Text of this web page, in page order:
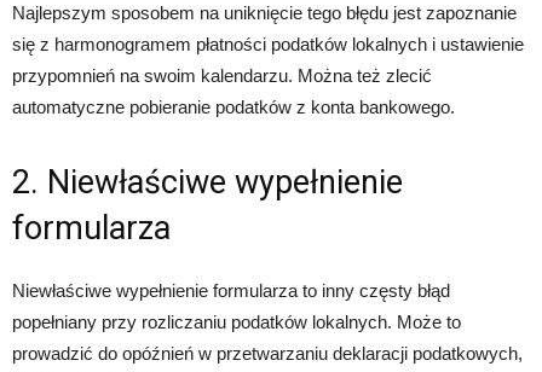
Najlepszym sposobem na uniknięcie tego błędu jest zapoznanie
się z harmonogramem płatności podatków lokalnych i ustawienie
przypomnień na swoim kalendarzu. Można też zlecić
automatyczne pobieranie podatków z konta bankowego.
2. Niewłaściwe wypełnienie
formularza
Niewłaściwe wypełnienie formularza to inny częsty błąd
popełniany przy rozliczaniu podatków lokalnych. Może to
prowadzić do opóźnień w przetwarzaniu deklaracji podatkowych,